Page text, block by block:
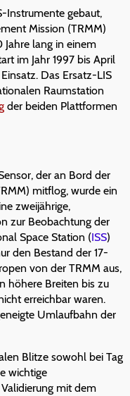
Instrumente gebaut,
Mission (TRMM)
lang in einem
im Jahr 1997 bis April
Das Ersatz-LIS
Raumstation
der beiden Plattformen
der an Bord der
mitflog, wurde ein
zweijährige,
zur Beobachtung der
Space Station (ISS)
den Bestand der 17-
von der TRMM aus,
höhere Breiten bis zu
erreichbar waren.
Umlaufbahn der
Blitze sowohl bei Tag
wichtige
mit dem